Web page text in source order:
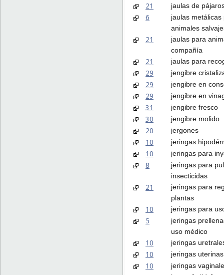
21 jaulas de
6
jaulas metálicas
animales
21
jaulas para
compañía
21 jaulas para
29 jengibre
29 jengibre en
29 jengibre en
31 jengibre fresco
30 jengibre molido
20 jergones
10 jeringas
10 jeringas para
8
jeringas para
insecticidas
21
jeringas para
plantas
10 jeringas para
5
jeringas
uso médico
10 jeringas
10 jeringas uterinas
10 jeringas